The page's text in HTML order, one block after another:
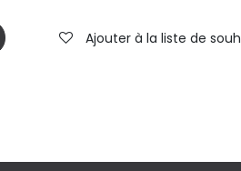
Ajouter à la liste de